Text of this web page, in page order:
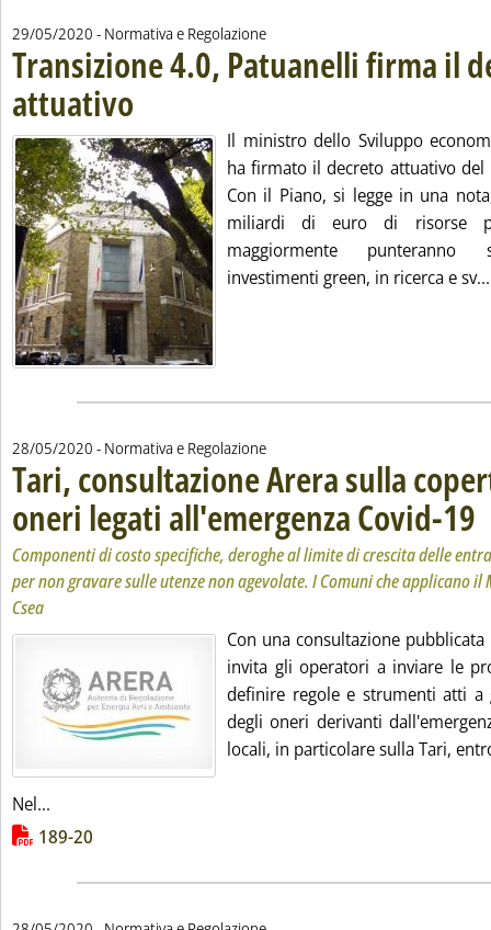
29/05/2020 - Normativa e Regolazione
Transizione 4.0, Patuanelli firma il
attuativo
Il ministro dello Sviluppo
ha firmato il decreto attuativo del
Con il Piano, si legge in una
miliardi di euro di risorse
maggiormente punteranno
investimenti green, in ricerca e sv...
28/05/2020 - Normativa e Regolazione
Tari, consultazione Arera sulla
oneri legati all'emergenza Covid-19
Componenti di costo specifiche, deroghe al limite di crescita delle
per non gravare sulle utenze non agevolate. I Comuni che applicano
Csea
Con una consultazione
invita gli operatori a inviare le
definire regole e strumenti atti a
degli oneri derivanti
locali, in particolare sulla Tari,
Nel...
Lista allegati PDF alla notizia
189-20